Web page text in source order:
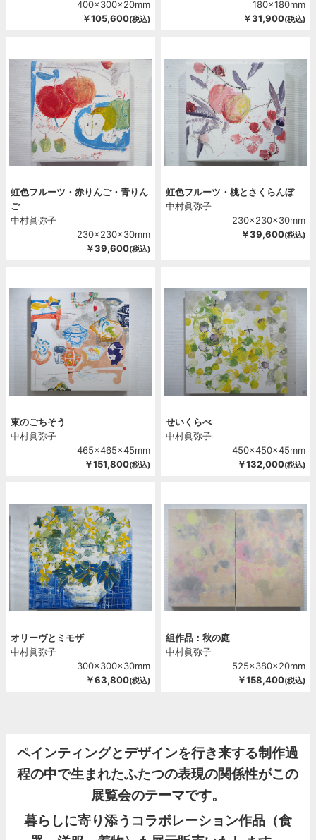
400x300x20mm
￥105,600(税込)
180x180mm
￥31,900(税込)
虹色フルーツ・赤りんご・青りん
ご
中村眞弥子
230x230x30mm
￥39,600(税込)
虹色フルーツ・桃とさくらんぼ
中村眞弥子
230x230x30mm
￥39,600(税込)
東のごちそう
中村眞弥子
465x465x45mm
￥151,800(税込)
せいくらべ
中村眞弥子
450x450x45mm
￥132,000(税込)
オリーヴとミモザ
中村眞弥子
300x300x30mm
￥63,800(税込)
組作品：秋の庭
中村眞弥子
525x380x20mm
￥158,400(税込)
ペインティングとデザインを行き来する制作過
程の中で生まれたふたつの表現の関係性がこの
展覧会のテーマです。
暮らしに寄り添うコラボレーション作品（食